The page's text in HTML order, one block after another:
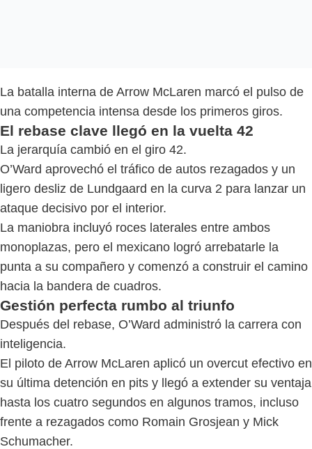
La batalla interna de Arrow McLaren marcó el pulso de
una competencia intensa desde los primeros giros.
El rebase clave llegó en la vuelta 42
La jerarquía cambió en el giro 42.
O’Ward aprovechó el tráfico de autos rezagados y un
ligero desliz de Lundgaard en la curva 2 para lanzar un
ataque decisivo por el interior.
La maniobra incluyó roces laterales entre ambos
monoplazas, pero el mexicano logró arrebatarle la
punta a su compañero y comenzó a construir el camino
hacia la bandera de cuadros.
Gestión perfecta rumbo al triunfo
Después del rebase, O’Ward administró la carrera con
inteligencia.
El piloto de Arrow McLaren aplicó un overcut efectivo en
su última detención en pits y llegó a extender su ventaja
hasta los cuatro segundos en algunos tramos, incluso
frente a rezagados como Romain Grosjean y Mick
Schumacher.